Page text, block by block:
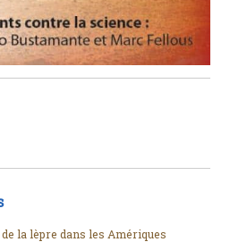
la lèpre dans les Amériques